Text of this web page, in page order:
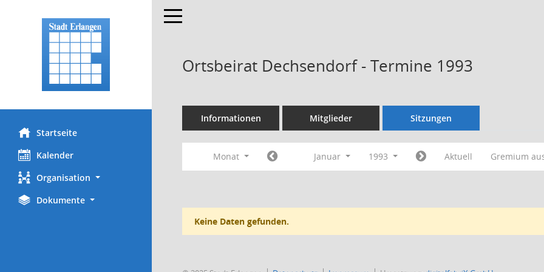
Startseite
Kalender
Organisation
Dokumente
Toggle navigation
Ortsbeirat Dechsendorf - Termine 1993
Informationen Mitglieder Sitzungen
Monat Januar 1993 Aktuell Gremium
Keine Daten gefunden.